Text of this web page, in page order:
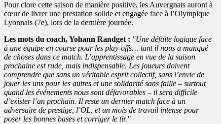
Pour clore cette saison de manière positive, les Auvergnats auront à
cœur de livrer une prestation solide et engagée face à l’Olympique
Lyonnais (7e), lors de la dernière journée.
Les mots du coach, Yohann Randget : "Une défaite logique face
à une équipe en course pour les play-offs… tant il nous a manqué
de choses dans ce match. L’apprentissage en vue de la saison
prochaine est rude, mais indispensable. Les joueurs doivent
comprendre que sans un véritable esprit collectif, sans l’envie de
jouer les uns pour les autres et une solidarité sans faille – surtout
quand les événements nous sont défavorables – il sera difficile
d’exister l’an prochain. Il reste un dernier match face à un
adversaire de prestige, l’OL, et un mois de travail intense pour
poser les bonnes bases et corriger le tir."